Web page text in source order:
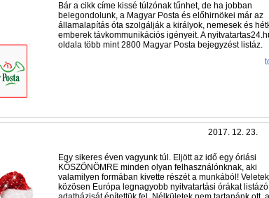
Bár a cikk címe kissé túlzónak tűnhet, de ha jobban
belegondolunk, a Magyar Posta és előhirnökei már az
államalapítás óta szolgálják a királyok, nemesek és
emberek távkommunikációs igényeit. A
oldala több mint 2800 Magyar Posta bejegyzést listáz.
2017. 12. 23.
Egy sikeres éven vagyunk túl. Eljött az idő egy óriási
KÖSZÖNÖMRE minden olyan felhasználónknak, aki
valamilyen formában kivette részét a munkából! Veletek
közösen Európa legnagyobb nyitvatartási órákat listázó